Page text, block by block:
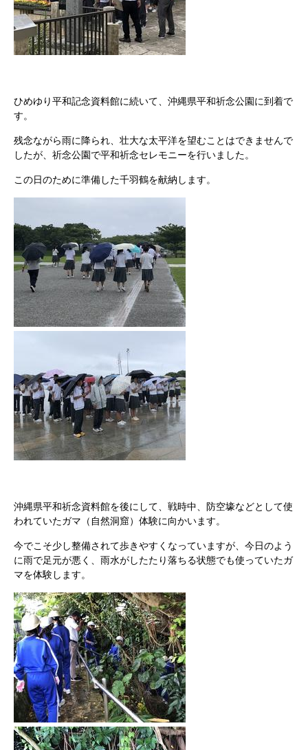
ひめゆり平和記念資料館に続いて、沖縄県平和祈念公園に到着で
す。
残念ながら雨に降られ、壮大な太平洋を望むことはできませんで
したが、祈念公園で平和祈念セレモニーを行いました。
この日のために準備した千羽鶴を献納します。
沖縄県平和祈念資料館を後にして、戦時中、防空壕などとして使
われていたガマ（自然洞窟）体験に向かいます。
今でこそ少し整備されて歩きやすくなっていますが、今日のよう
に雨で足元が悪く、雨水がしたたり落ちる状態でも使っていたガ
マを体験します。